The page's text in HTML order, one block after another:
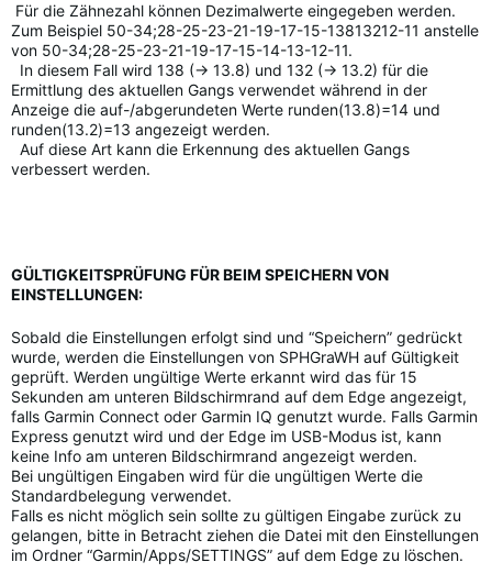
Für die Zähnezahl können Dezimalwerte eingegeben werden.
Zum Beispiel 50-34;28-25-23-21-19-17-15-13813212-11 anstelle
von 50-34;28-25-23-21-19-17-15-14-13-12-11.
In diesem Fall wird 138 (-> 13.8) und 132 (-> 13.2) für die
Ermittlung des aktuellen Gangs verwendet während in der
Anzeige die auf-/abgerundeten Werte runden(13.8)=14 und
runden(13.2)=13 angezeigt werden.
Auf diese Art kann die Erkennung des aktuellen Gangs
verbessert werden.
GÜLTIGKEITSPRÜFUNG FÜR BEIM SPEICHERN VON
EINSTELLUNGEN:
Sobald die Einstellungen erfolgt sind und “Speichern” gedrückt
wurde, werden die Einstellungen von SPHGraWH auf Gültigkeit
geprüft. Werden ungültige Werte erkannt wird das für 15
Sekunden am unteren Bildschirmrand auf dem Edge angezeigt,
falls Garmin Connect oder Garmin IQ genutzt wurde. Falls Garmin
Express genutzt wird und der Edge im USB-Modus ist, kann
keine Info am unteren Bildschirmrand angezeigt werden.
Bei ungültigen Eingaben wird für die ungültigen Werte die
Standardbelegung verwendet.
Falls es nicht möglich sein sollte zu gültigen Eingabe zurück zu
gelangen, bitte in Betracht ziehen die Datei mit den Einstellungen
im Ordner “Garmin/Apps/SETTINGS” auf dem Edge zu löschen.